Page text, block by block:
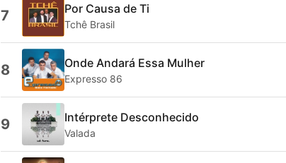
7 Por Causa de Ti
Tchê Brasil
8 Onde Andará Essa Mulher
Expresso 86
9 Intérprete Desconhecido
Valada